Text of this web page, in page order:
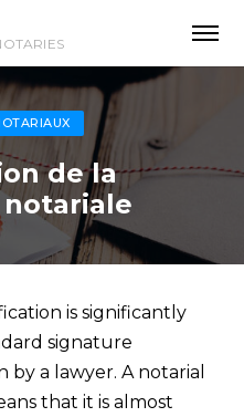
de la
is significantly
signature
a lawyer. A notarial
that it is almost